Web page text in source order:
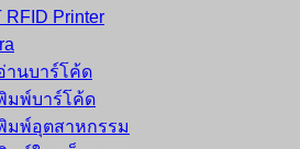
RFID Printer
านบาร์โค้ด
มพ์บาร์โค้ด
มพ์อุตสาหกรรม